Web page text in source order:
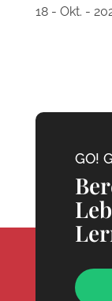
18 - Okt. -
GO!